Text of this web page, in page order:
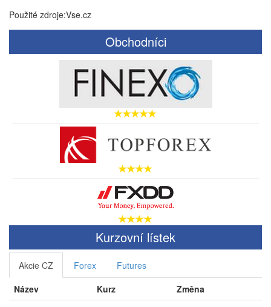
Použité zdroje:Vse.cz
Obchodníci
Kurzovní lístek
Akcie CZ Forex
Futures
Název
Kurz Změna